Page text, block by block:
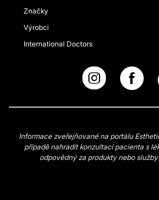
Značky
Výrobci
International Doctors
Informace zveřejňované na portálu
případě nahradit konzultaci pacienta s
odpovědný za produkty nebo